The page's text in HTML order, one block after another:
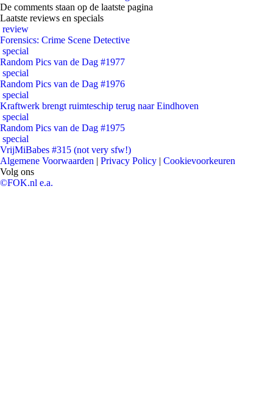
De comments staan op de laatste pagina
Laatste reviews en specials
review
Forensics: Crime Scene Detective
special
Random Pics van de Dag #1977
special
Random Pics van de Dag #1976
special
Kraftwerk brengt ruimteschip terug naar Eindhoven
special
Random Pics van de Dag #1975
special
VrijMiBabes #315 (not very sfw!)
Algemene Voorwaarden | Privacy Policy | Cookievoorkeuren
Volg ons
©FOK.nl e.a.